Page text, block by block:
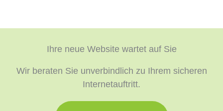
Ihre neue Website wartet auf Sie
Wir beraten Sie unverbindlich zu Ihrem sicheren
Internetauftritt.